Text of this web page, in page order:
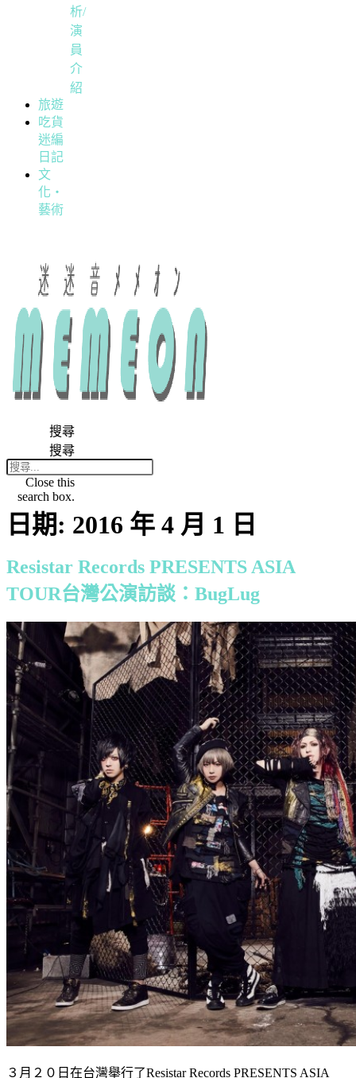
析/
演
員
介
紹
旅遊
吃貨
迷編
日記
文
化・
藝術
搜尋
搜尋
Close this
search box.
日期: 2016 年 4 月 1 日
Resistar Records PRESENTS ASIA
TOUR台灣公演訪談：BugLug
３月２０日在台灣舉行了Resistar Records PRESENTS ASIA